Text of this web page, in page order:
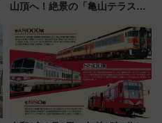
山頂へ！絶景の「亀山テラス
暇村のお得な日帰りプランも登
場